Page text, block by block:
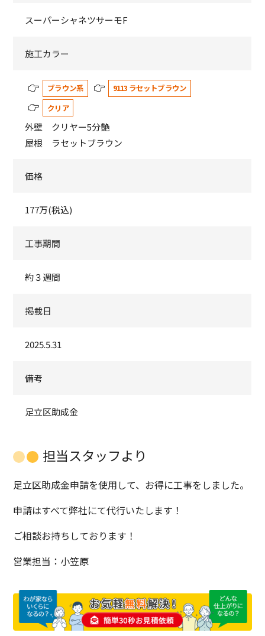
スーパーシャネツサーモF
施工カラー
ブラウン系
9113 ラセットブラウン
クリア
外壁 クリヤー5分艶
屋根 ラセットブラウン
価格
177万(税込)
工事期間
約３週間
掲載日
2025.5.31
備考
足立区助成金
担当スタッフより
足立区助成金申請を使用して、お得に工事をしました。
申請はすべて弊社にて代行いたします！
ご相談お持ちしております！
営業担当：小笠原